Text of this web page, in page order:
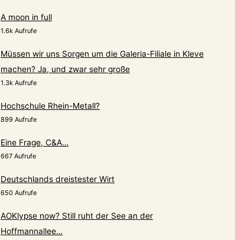
A moon in full
1.6k Aufrufe
Müssen wir uns Sorgen um die Galeria-Filiale in Kleve
machen? Ja, und zwar sehr große
1.3k Aufrufe
Hochschule Rhein-Metall?
899 Aufrufe
Eine Frage, C&A…
667 Aufrufe
Deutschlands dreistester Wirt
650 Aufrufe
AOKlypse now? Still ruht der See an der
Hoffmannallee…